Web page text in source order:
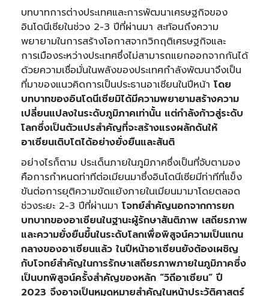
บทบาทการต่างประเทศและการพัฒนาเศรษฐกิจของ
อินโดนีเซียในช่วง 2-3 ปีที่ผ่านมา สะท้อนถึงความ
พยายามในการสร้างโอกาสจากวิกฤติเศรษฐกิจและ
การเมืองระหว่างประเทศซึ่งไม่สามารถแยกออกจากกันได้
ด้วยความเชื่อมั่นในพลังของประเทศกำลังพัฒนาจึงเป็น
ที่มาของแนวคิดการเป็นประธานอาเซียนในปีหน้า โดย
บทบาทของอินโดนีเซียมิได้มีความพยายามสร้างความ
เปลี่ยนแปลงในระดับภูมิภาคเท่านั้น แต่กำลังก้าวสู่ระดับ
โลกซึ่งเป็นตัวแปรสำคัญที่จะสร้างแรงผลักดันให้
อาเซียนเติบโตได้อย่างยั่งยืนและสันติ
อย่างไรก็ตาม ประเด็นภายในภูมิภาคซึ่งเป็นที่จับตามอง
คือการกำหนดท่าทีต่อเมียนมาซึ่งอินโดนีเซียมีท่าทีที่แข็ง
ขันต่อการยุติความขัดแย้งภายในเมียนมามาโดยตลอด
ช่วงระยะ 2-3 ปีที่ผ่านมา โจทย์สำคัญนอกจากการยก
บทบาทของอาเซียนในฐานะผู้รักษาสันติภาพ เสถียรภาพ
และความยั่งยืนขึ้นในระดับโลกเพื่อพิสูจน์ความเป็นแกน
กลางของอาเซียนแล้ว ในปีหน้าอาเซียนยังต้องเผชิญ
กับโจทย์สำคัญในการรักษาเสถียรภาพภายในภูมิภาคซึ่ง
เป็นบทพิสูจน์ครั้งสำคัญของหลัก “วิถีอาเซียน” ปี
2023 จึงอาจเป็นหมุดหมายสำคัญในหน้าประวัติศาสตร์